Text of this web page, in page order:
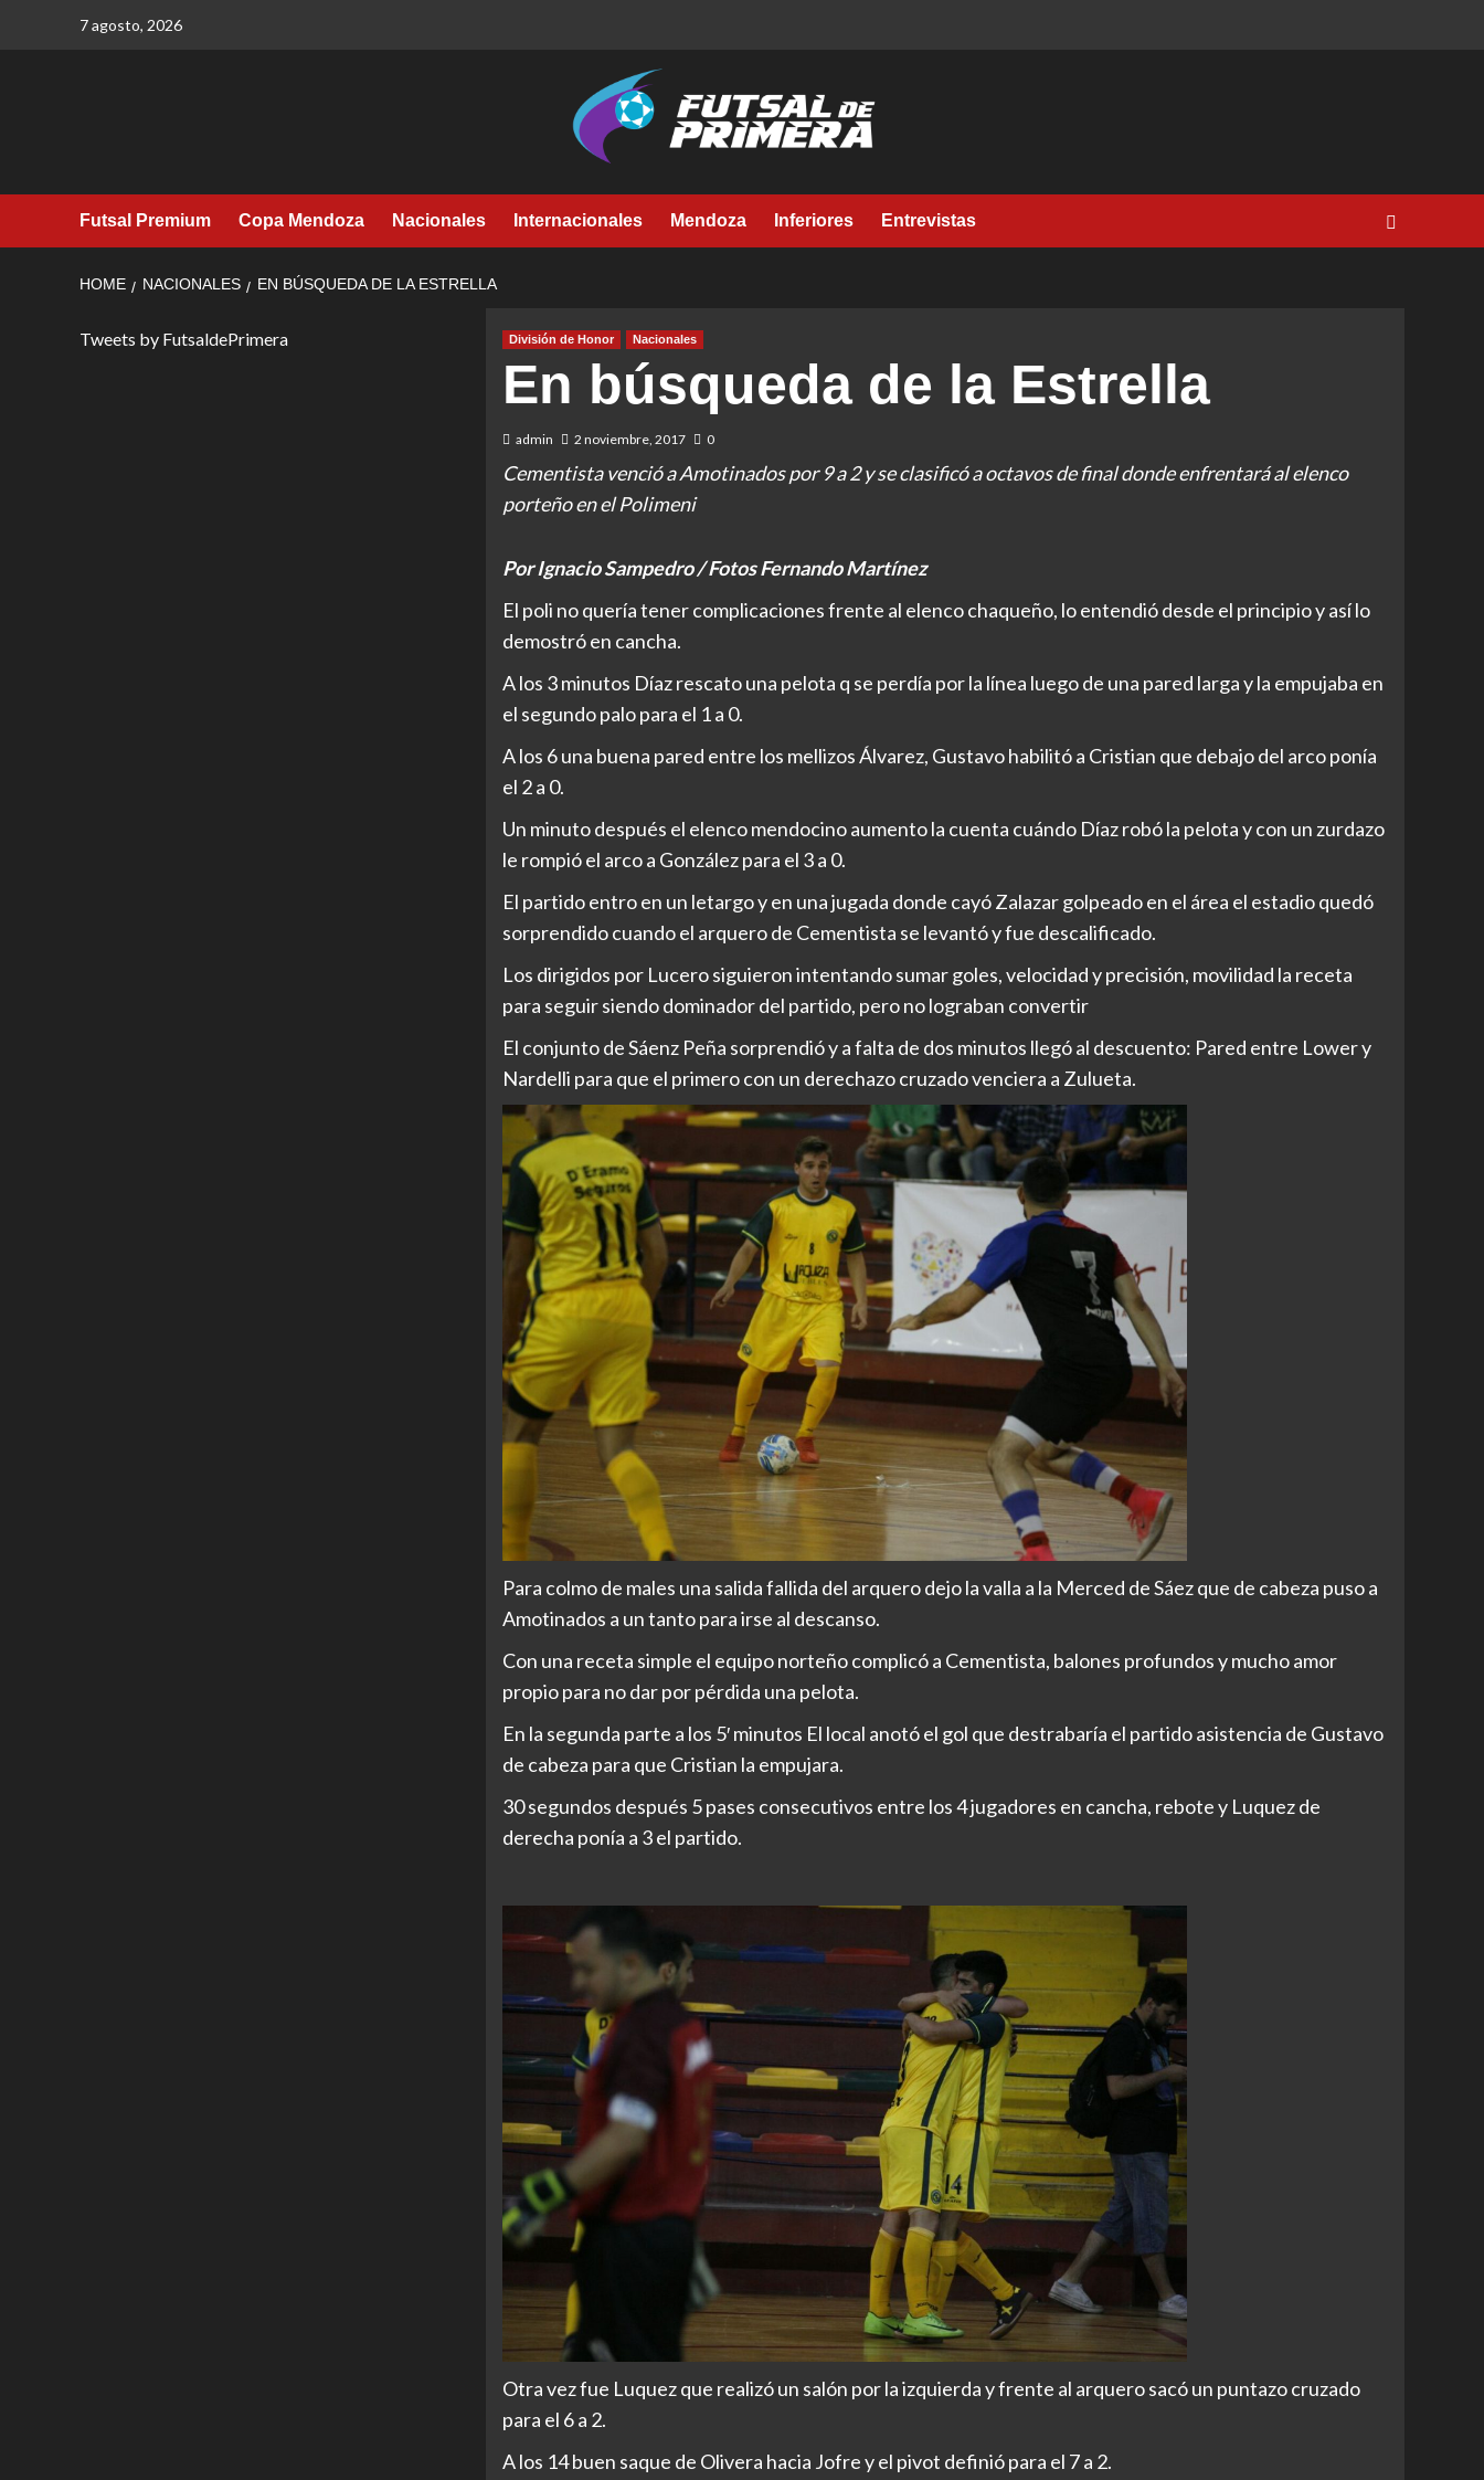
7 agosto, 2026
Futsal Premium Copa Mendoza Nacionales Internacionales Mendoza Inferiores Entrevistas
HOME NACIONALES EN BÚSQUEDA DE LA ESTRELLA
División de Honor Nacionales
En búsqueda de la Estrella
admin 2 noviembre, 2017 0
Cementista venció a Amotinados por 9 a 2 y se clasificó a octavos de final donde enfrentará al elenco
porteño en el Polimeni
Por Ignacio Sampedro / Fotos Fernando Martínez
El poli no quería tener complicaciones frente al elenco chaqueño, lo entendió desde el principio y así lo
demostró en cancha.
A los 3 minutos Díaz rescato una pelota q se perdía por la línea luego de una pared larga y la empujaba en
el segundo palo para el 1 a 0.
A los 6 una buena pared entre los mellizos Álvarez, Gustavo habilitó a Cristian que debajo del arco ponía
el 2 a 0.
Un minuto después el elenco mendocino aumento la cuenta cuándo Díaz robó la pelota y con un zurdazo
le rompió el arco a González para el 3 a 0.
El partido entro en un letargo y en una jugada donde cayó Zalazar golpeado en el área el estadio quedó
sorprendido cuando el arquero de Cementista se levantó y fue descalificado.
Los dirigidos por Lucero siguieron intentando sumar goles, velocidad y precisión, movilidad la receta
para seguir siendo dominador del partido, pero no lograban convertir
El conjunto de Sáenz Peña sorprendió y a falta de dos minutos llegó al descuento: Pared entre Lower y
Nardelli para que el primero con un derechazo cruzado venciera a Zulueta.
Para colmo de males una salida fallida del arquero dejo la valla a la Merced de Sáez que de cabeza puso a
Amotinados a un tanto para irse al descanso.
Con una receta simple el equipo norteño complicó a Cementista, balones profundos y mucho amor
propio para no dar por pérdida una pelota.
En la segunda parte a los 5′ minutos El local anotó el gol que destrabaría el partido asistencia de Gustavo
de cabeza para que Cristian la empujara.
30 segundos después 5 pases consecutivos entre los 4 jugadores en cancha, rebote y Luquez de
derecha ponía a 3 el partido.
Otra vez fue Luquez que realizó un salón por la izquierda y frente al arquero sacó un puntazo cruzado
para el 6 a 2.
A los 14 buen saque de Olivera hacia Jofre y el pivot definió para el 7 a 2.
Tweets by FutsaldePrimera